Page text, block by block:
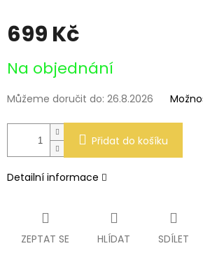
699 Kč
cena:
Na objednání
Můžeme doručit do: 26.8.2026
Přidat do košíku
Detailní informace
ZEPTAT SE HLÍDAT SDÍLET